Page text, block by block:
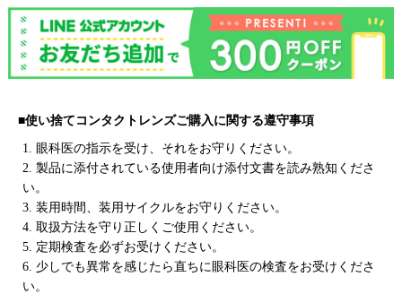
■使い捨てコンタクトレンズご購入に関する遵守事項
1. 眼科医の指示を受け、それをお守りください。
2. 製品に添付されている使用者向け添付文書を読み熟知くださ
い。
3. 装用時間、装用サイクルをお守りください。
4. 取扱方法を守り正しくご使用ください。
5. 定期検査を必ずお受けください。
6. 少しでも異常を感じたら直ちに眼科医の検査をお受けくださ
い。